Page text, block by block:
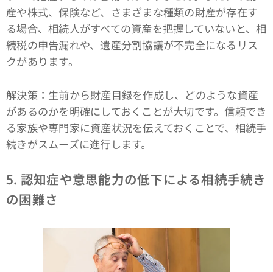
産や株式、保険など、さまざまな種類の財産が存在す
る場合、相続人がすべての資産を把握していないと、相
続税の申告漏れや、遺産分割協議が不完全になるリス
クがあります。
解決策：生前から財産目録を作成し、どのような資産
があるのかを明確にしておくことが大切です。信頼でき
る家族や専門家に資産状況を伝えておくことで、相続手
続きがスムーズに進行します。
5. 認知症や意思能力の低下による相続手続き
の困難さ